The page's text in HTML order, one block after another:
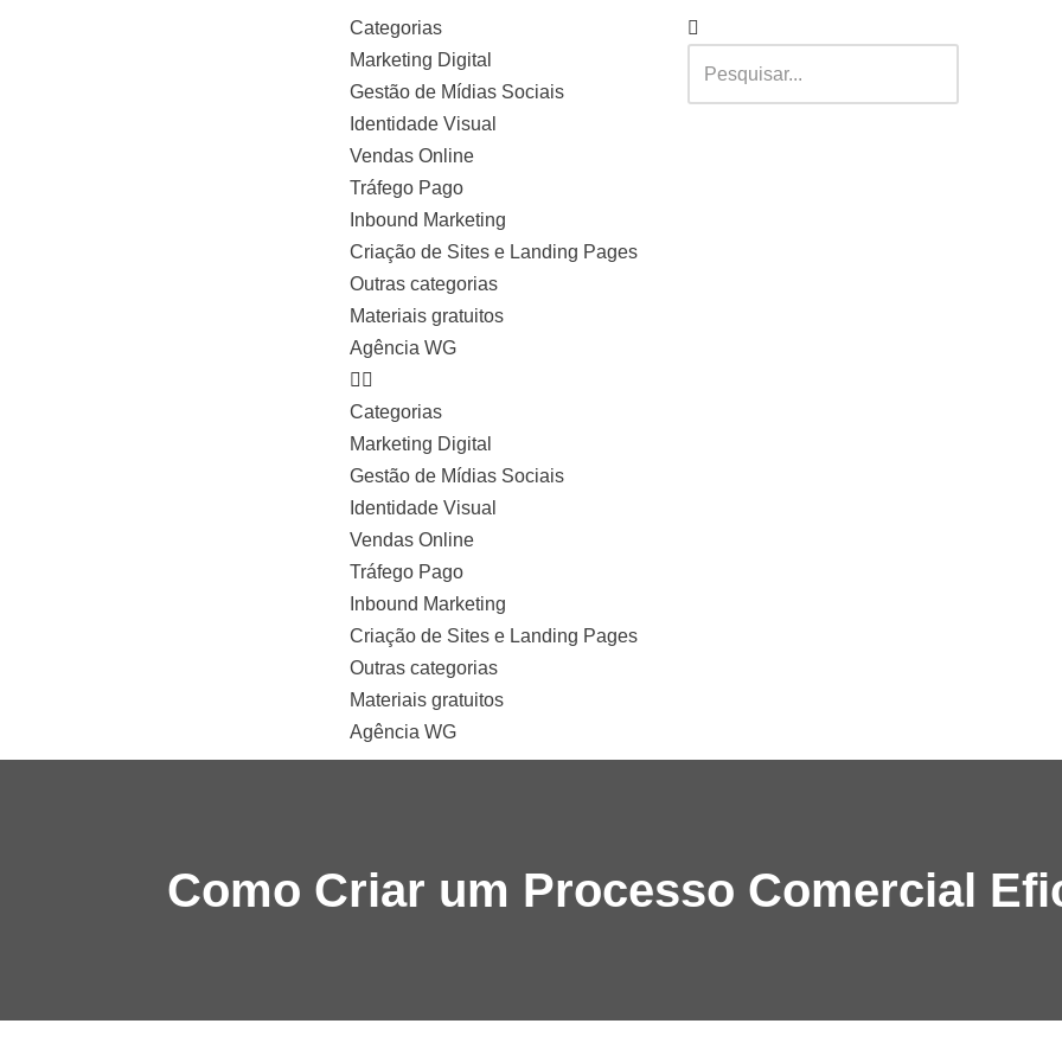
Categorias
Marketing Digital
Gestão de Mídias Sociais
Identidade Visual
Vendas Online
Tráfego Pago
Inbound Marketing
Criação de Sites e Landing Pages
Outras categorias
Materiais gratuitos
Agência WG
Categorias
Marketing Digital
Gestão de Mídias Sociais
Identidade Visual
Vendas Online
Tráfego Pago
Inbound Marketing
Criação de Sites e Landing Pages
Outras categorias
Materiais gratuitos
Agência WG
Como Criar um Processo Comercial